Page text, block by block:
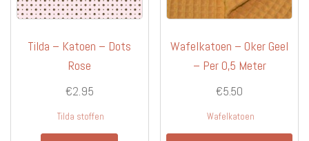
Tilda – Katoen – Dots
Rose
€2.95
Tilda stoffen
Wafelkatoen – Oker Geel
– Per 0,5 Meter
€5.50
Wafelkatoen